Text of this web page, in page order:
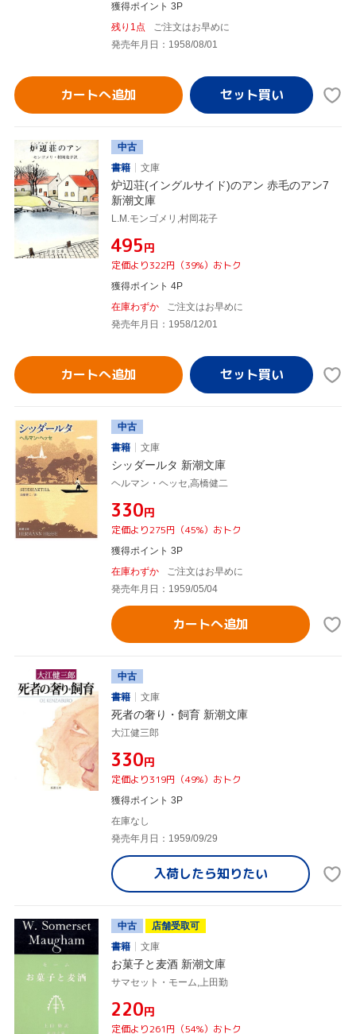
獲得ポイント 3P
残り1点
ご注文はお早めに
発売年月日：1958/08/01
カートへ追加
中古
書籍
文庫
炉辺荘(イングルサイド)のアン 赤毛のアン7
新潮文庫
L.M.モンゴメリ,村岡花子
¥495円
定価より322円（39%）おトク
獲得ポイント 4P
在庫わずか
ご注文はお早めに
発売年月日：1958/12/01
カートへ追加
中古
書籍
文庫
シッダールタ 新潮文庫
ヘルマン・ヘッセ,高橋健二
¥330円
定価より275円（45%）おトク
獲得ポイント 3P
在庫わずか
ご注文はお早めに
発売年月日：1959/05/04
カートへ追加
中古
書籍
文庫
死者の奢り・飼育 新潮文庫
大江健三郎
¥330円
定価より319円（49%）おトク
獲得ポイント 3P
在庫なし
発売年月日：1959/09/29
入荷したら知りたい
中古
店舗受取可
書籍
文庫
お菓子と麦酒 新潮文庫
サマセット・モーム,上田勤
¥220円
定価より261円（54%）おトク